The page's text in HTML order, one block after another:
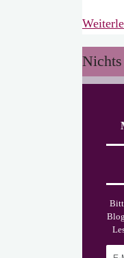
Nichts